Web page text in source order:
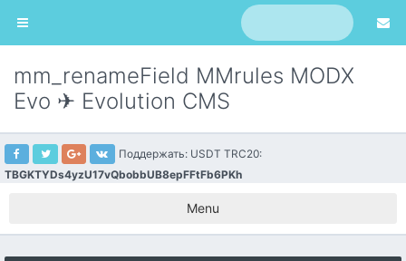
mm_renameField MMrules MODX
Evo ✈ Evolution CMS
Поддержать: USDT TRC20:
TBGKTYDs4yzU17vQbobbUB8epFFtFb6PKh
Menu